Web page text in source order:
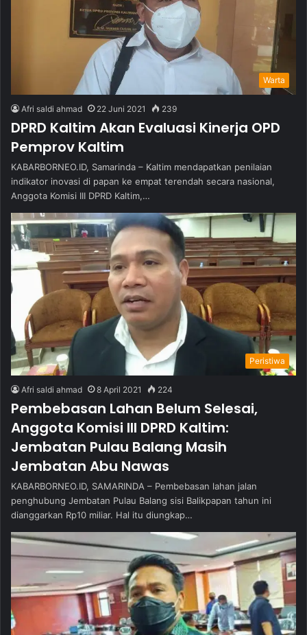
Warta
Afri saldi ahmad 22 Juni 2021 239
DPRD Kaltim Akan Evaluasi Kinerja OPD
Pemprov Kaltim
KABARBORNEO.ID, Samarinda – Kaltim mendapatkan penilaian
indikator inovasi di papan ke empat terendah secara nasional,
Anggota Komisi III DPRD Kaltim,…
Peristiwa
Afri saldi ahmad 8 April 2021 224
Pembebasan Lahan Belum Selesai,
Anggota Komisi III DPRD Kaltim:
Jembatan Pulau Balang Masih
Jembatan Abu Nawas
KABARBORNEO.ID, SAMARINDA – Pembebasan lahan jalan
penghubung Jembatan Pulau Balang sisi Balikpapan tahun ini
dianggarkan Rp10 miliar. Hal itu diungkap…